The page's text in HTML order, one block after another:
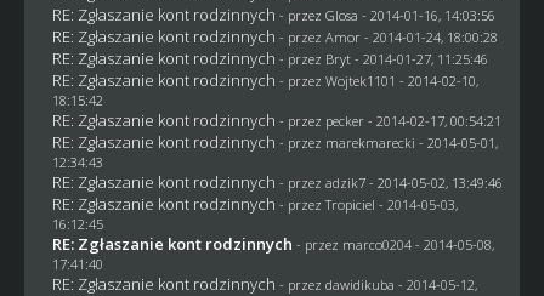
RE: Zgłaszanie kont rodzinnych - przez Glosa - 2014-01-16, 14:03:56
RE: Zgłaszanie kont rodzinnych - przez Amor - 2014-01-24, 18:00:28
RE: Zgłaszanie kont rodzinnych - przez Bryt- 2014-01-27, 11:25:46
RE: Zgłaszanie kont rodzinnych - przez Wojtek1101 - 2014-02-10,
18:15:42
RE: Zgłaszanie kont rodzinnych - przez pecker- 2014-02-17, 00:54:21
RE: Zgłaszanie kont rodzinnych - przez marekmarecki - 2014-05-01,
12:34:43
RE: Zgłaszanie kont rodzinnych - przez adzik7 - 2014-05-02, 13:49:46
RE: Zgłaszanie kont rodzinnych - przezTropiciel - 2014-05-03,
16:12:45
RE: Zgłaszanie kont rodzinnych - przez marco0204- 2014-05-08,
17:41:40
RE: Zgłaszanie kont rodzinnych - przez dawidikuba - 2014-05-12,